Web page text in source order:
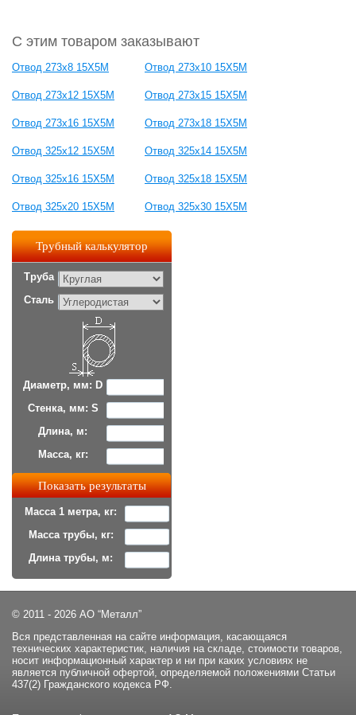
С этим товаром заказывают
Отвод 273х8 15Х5М Отвод 273х10 15Х5М
Отвод 273х12 15Х5М Отвод 273х15 15Х5М
Отвод 273х16 15Х5М Отвод 273х18 15Х5М
Отвод 325х12 15Х5М Отвод 325х14 15Х5М
Отвод 325х16 15Х5М Отвод 325х18 15Х5М
Отвод 325х20 15Х5М Отвод 325х30 15Х5М
Трубный калькулятор
Труба
Сталь
Диаметр, мм: D
Стенка, мм: S
Длина, м:
Масса, кг:
Масса 1 метра, кг:
Масса трубы, кг:
Длина трубы, м:
© 2011 - 2026 АО “Металл”
Вся представленная на сайте информация, касающаяся
технических характеристик, наличия на складе, стоимости товаров,
носит информационный характер и ни при каких условиях не
является публичной офертой, определяемой положениями Статьи
437(2) Гражданского кодекса РФ.